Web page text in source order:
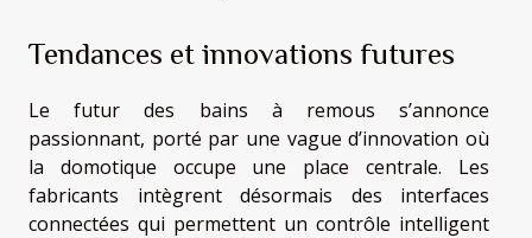
Tendances et innovations futures
Le futur des bains à remous s’annonce
passionnant, porté par une vague d’innovation où
la domotique occupe une place centrale. Les
fabricants intègrent désormais des interfaces
connectées qui permettent un contrôle intelligent